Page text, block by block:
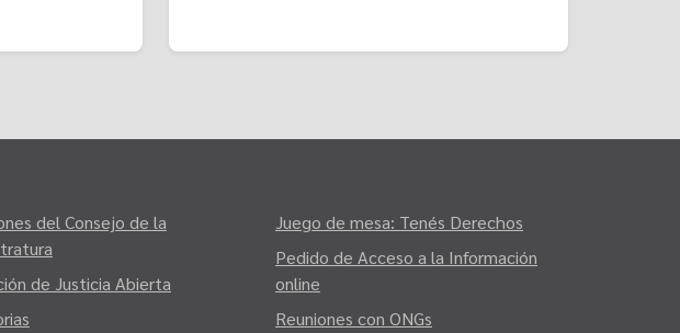
del Consejo de la
de Justicia Abierta
Juego de mesa: Tenés Derechos
Pedido de Acceso a la Información
online
Reuniones con ONGs